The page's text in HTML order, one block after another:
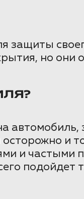
защиты
но они
автомобиль,
и
и частыми
подойдет